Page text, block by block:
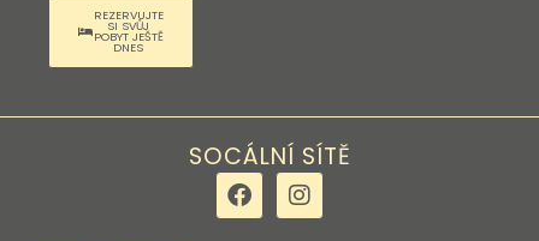
REZERVUJTE
SI SVŮJ
POBYT JEŠTĚ
DNES
SOCÁLNÍ SÍTĚ